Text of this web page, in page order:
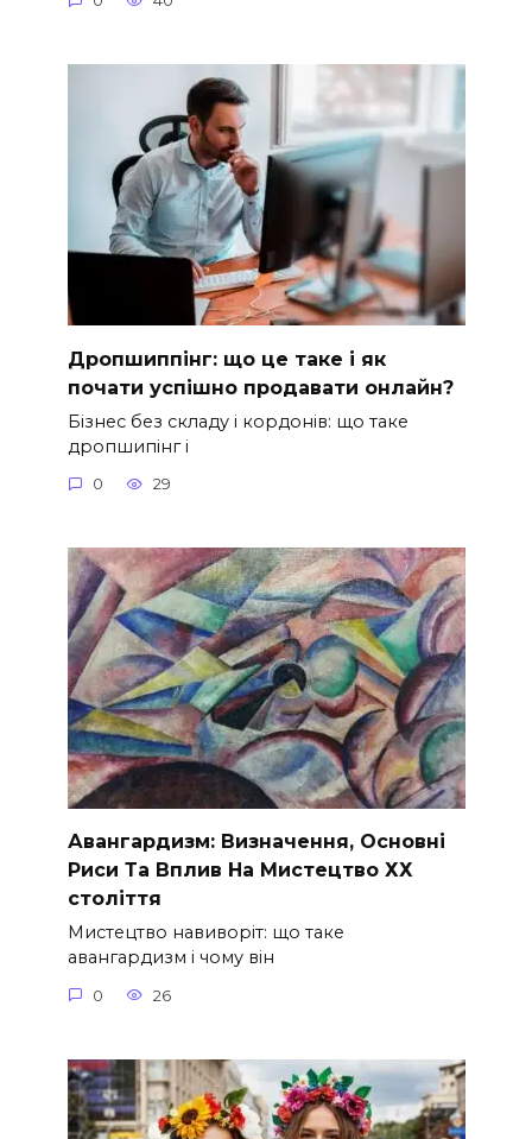
Дропшиппінг: що це таке і як
почати успішно продавати онлайн?
Бізнес без складу і кордонів: що таке
дропшипінг і
0 29
Авангардизм: Визначення, Основні
Риси Та Вплив На Мистецтво ХХ
століття
Мистецтво навиворіт: що таке
авангардизм і чому він
0 26